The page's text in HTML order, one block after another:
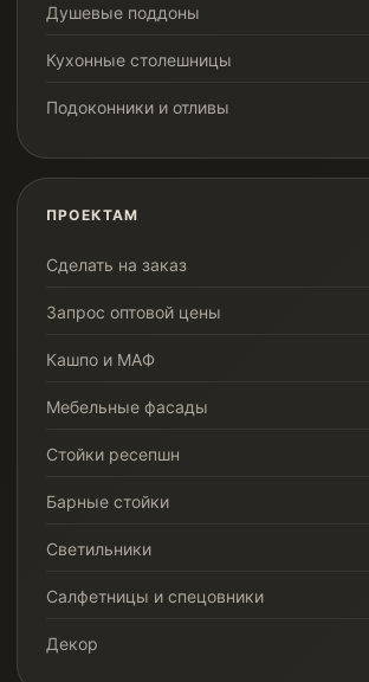
Душевые поддоны
Кухонные столешницы
Подоконники и отливы
ПРОЕКТАМ
Сделать на заказ
Запрос оптовой цены
Кашпо и МАФ
Мебельные фасады
Стойки ресепшн
Барные стойки
Светильники
Салфетницы и спецовники
Декор